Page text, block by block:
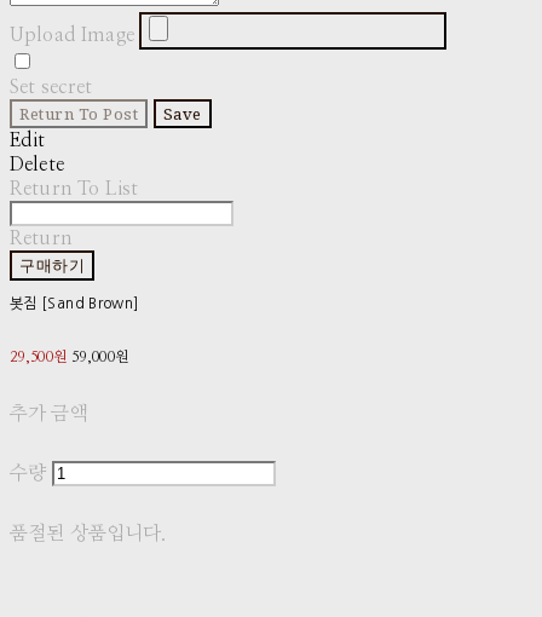
Upload Image
Set secret
Return To Post Save
Edit
Delete
Return To List
Return
구매하기
봇짐 [Sand Brown]
29,500원 59,000원
추가 금액
수량
품절된 상품입니다.